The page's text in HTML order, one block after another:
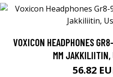
VOXICON HEADPHONES
MM JAKKILIITIN,
56.82